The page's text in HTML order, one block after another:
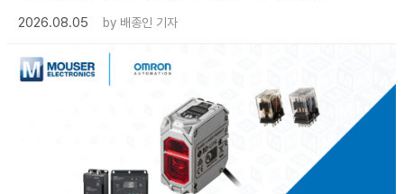
2026.08.05
by 배종인 기자